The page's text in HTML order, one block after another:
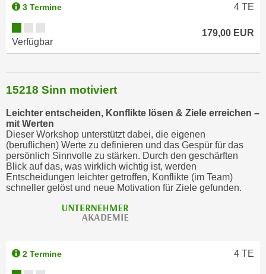
3 Termine 4 TE
Verfügbar
179,00 EUR
15218 Sinn motiviert
Leichter entscheiden, Konflikte lösen & Ziele erreichen –
mit Werten
Dieser Workshop unterstützt dabei, die eigenen
(beruflichen) Werte zu definieren und das Gespür für das
persönlich Sinnvolle zu stärken. Durch den geschärften
Blick auf das, was wirklich wichtig ist, werden
Entscheidungen leichter getroffen, Konflikte (im Team)
schneller gelöst und neue Motivation für Ziele gefunden.
2 Termine 4 TE